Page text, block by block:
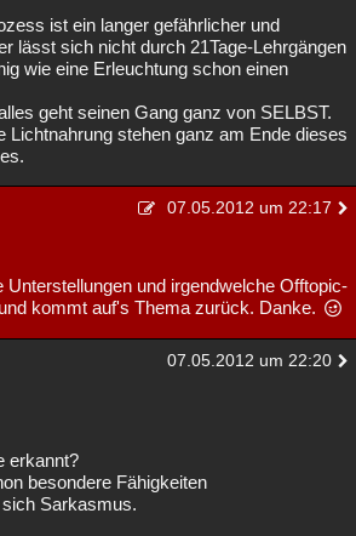
ist ein langer gefährlicher und
lässt sich nicht durch 21Tage-Lehrgängen
wie eine Erleuchtung schon einen
geht seinen Gang ganz von SELBST.
Lichtnahrung stehen ganz am Ende dieses
07.05.2012 um 22:17
Unterstellungen und irgendwelche Offtopic-
kommt auf's Thema zurück. Danke.
07.05.2012 um 22:20
erkannt?
besondere Fähigkeiten
Sarkasmus.